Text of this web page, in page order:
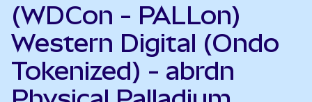
(WDCon - PALLon)
Western Digital (Ondo
Tokenized) - abrdn